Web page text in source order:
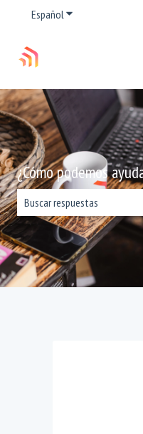
Español Traducciones de
¿Cómo podemos
No hay sugerencias porque